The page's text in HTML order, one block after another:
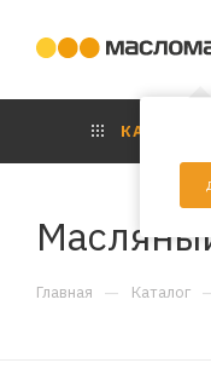
КАТАЛОГ
Главная — Каталог